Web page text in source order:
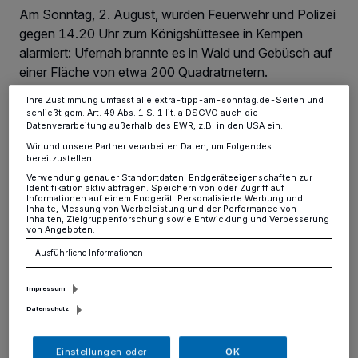
Am Sonntag, 2. August, wurden Feuerwehr und Polizei
gegen 14.20 Uhr zum Königshüttesee in Kempen
alarmiert: Ufernah brannte es in Wald und Gebüsch auf
einer Fläche von etwa 200 Quadratmetern.
Hospital zum Heiligen Geist erhält VAV-Zulassung bis
Versorgung schwer verletzter Unfallpatienten
Anzeigen möglicherweise nicht mehr so relevant für Sie. Sie können
dieses Menü jederzeit wieder aufrufen, um Ihre Einstellungen zu
ändern oder Ihre Einwilligung zu widerrufen, indem Sie auf den Link
Einstellungen oder Ablehnen am unteren Rand der Webseite klicken.
Ihre Einstellungen gelten innerhalb unseres Website. Weitere
Informationen finden Sie in unserer Datenschutzerklärung.
Ihre Zustimmung umfasst alle extra-tipp-am-sonntag.de-Seiten und
schließt gem. Art. 49 Abs. 1 S. 1 lit. a DSGVO auch die
Datenverarbeitung außerhalb des EWR, z.B. in den USA ein.
Wir und unsere Partner verarbeiten Daten, um Folgendes
bereitzustellen:
Verwendung genauer Standortdaten. Endgeräteeigenschaften zur
Identifikation aktiv abfragen. Speichern von oder Zugriff auf
Informationen auf einem Endgerät. Personalisierte Werbung und
Inhalte, Messung von Werbeleistung und der Performance von
Inhalten, Zielgruppenforschung sowie Entwicklung und Verbesserung
von Angeboten.
Ausführliche Informationen
Impressum
Datenschutz
Einstellungen oder
OK